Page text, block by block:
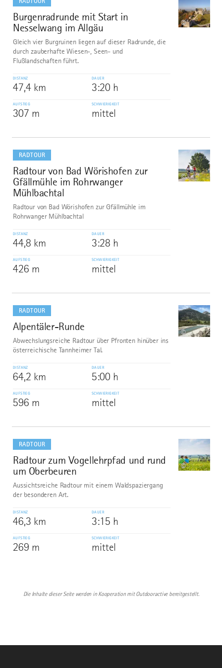
7
Burgenradrunde mit Start in
Nesselwang im Allgäu
©
Gleich vier Burgruinen liegen auf dieser Radrunde, die
durch zauberhafte Wiesen-, Seen- und
Flußlandschaften führt.
DISTANZ
47,4 km
DAUER
3:20 h
AUFSTIEG
307 m
SCHWIERIGKEIT
mittel
RADTOUR
8
Radtour von Bad Wörishofen zur
Gfällmühle im Rohrwanger
Mühlbachtal
©
Radtour von Bad Wörishofen zur Gfällmühle im
Rohrwanger Mühlbachtal
DISTANZ
44,8 km
DAUER
3:28 h
AUFSTIEG
426 m
SCHWIERIGKEIT
mittel
dazu
RADTOUR
9
Alpentäler-Runde
©
Abwechslungsreiche Radtour über Pfronten hinüber ins
österreichische Tannheimer Tal.
DISTANZ
64,2 km
DAUER
5:00 h
AUFSTIEG
596 m
SCHWIERIGKEIT
mittel
dazu
RADTOUR
10
Radtour zum Vogellehrpfad und rund
um Oberbeuren
©
Aussichtsreiche Radtour mit einem Waldspaziergang
der besonderen Art.
DISTANZ
46,3 km
DAUER
3:15 h
AUFSTIEG
269 m
SCHWIERIGKEIT
mittel
dazu
Die Inhalte dieser Seite werden in Kooperation mit Outdooractive bereitgestellt.